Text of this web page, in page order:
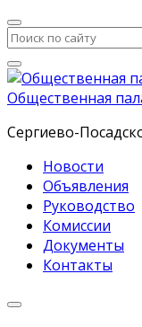
Общественная
Сергиево-
Новости
Объявления
Руководство
Комиссии
Документы
Контакты